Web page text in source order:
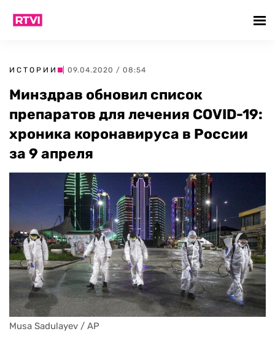
ИСТОРИИ | 09.04.2020 / 08:54
Минздрав обновил список
препаратов для лечения COVID-19:
хроника коронавируса в России
за 9 апреля
Musa Sadulayev / AP